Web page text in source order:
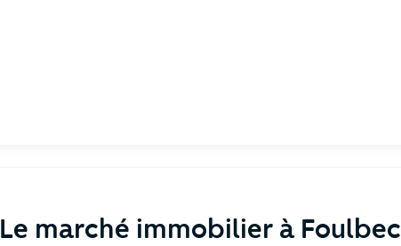
Le marché immobilier à Foulbec